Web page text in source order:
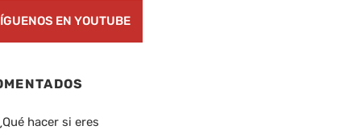
EN YOUTUBE
hacer si eres